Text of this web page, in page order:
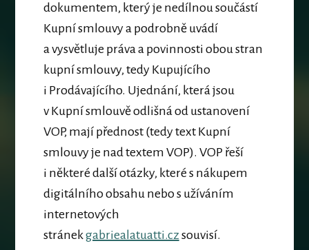
dokumentem, který je nedílnou součástí
Kupní smlouvy a podrobně uvádí
a vysvětluje práva a povinnosti obou stran
kupní smlouvy, tedy Kupujícího
i Prodávajícího. Ujednání, která jsou
v Kupní smlouvě odlišná od ustanovení
VOP, mají přednost(tedy text Kupní
smlouvy je nad textem VOP). VOP řeší
i některé další otázky, které s nákupem
digitálního obsahu nebo s užíváním
internetových
stránekgabriealatuatti.cz souvisí.